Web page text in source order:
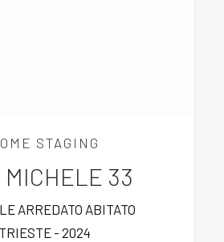
STAGING
MICHELE 33
ARREDATO ABITATO
TRIESTE - 2024